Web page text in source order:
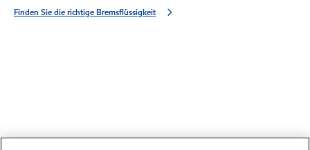
Finden Sie die richtige Bremsflüssigkeit